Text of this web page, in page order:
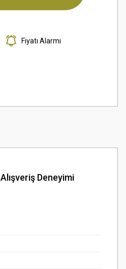
Fiyatı Alarmı
Alışveriş Deneyimi